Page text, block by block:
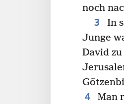
noch
3
In
Junge
David
4 Man